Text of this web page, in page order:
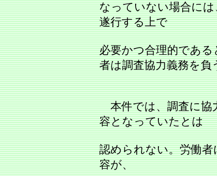
なっていない場合に
遂行する上で
必要かつ合理的であ
者は調査協力義務を負
本件では、調査に協
容となっていたとは
認められない。労働
容が、